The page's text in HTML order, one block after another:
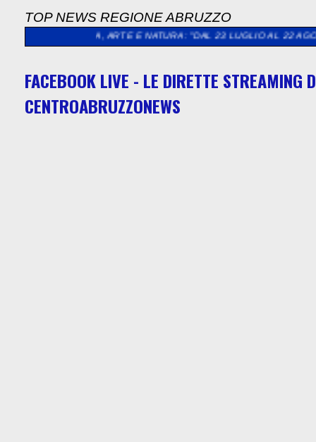
TOP NEWS REGIONE ABRUZZO
ARTE E NATURA: "DAL 23 LUGLIO AL 22 AGOSTO 2026
FACEBOOK LIVE - LE DIRETTE STREAMING
CENTROABRUZZONEWS